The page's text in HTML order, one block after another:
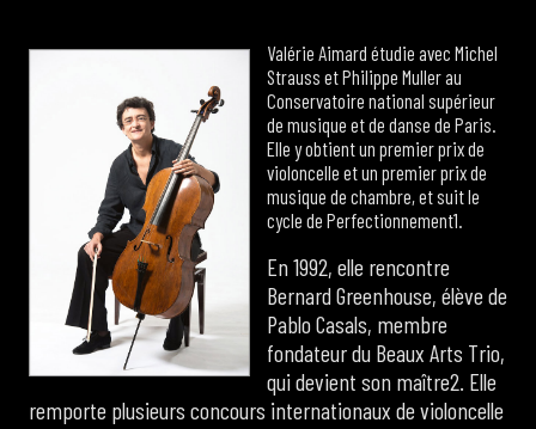
Valérie Aimard étudie avec Michel
Strauss et Philippe Muller au
Conservatoire national supérieur
de musique et de danse de Paris.
Elle y obtient un premier prix de
violoncelle et un premier prix de
musique de chambre, et suit le
cycle de Perfectionnement1.
En 1992, elle rencontre
Bernard Greenhouse, élève de
Pablo Casals, membre
fondateur du Beaux Arts Trio,
qui devient son maître2. Elle
remporte plusieurs concours internationaux de violoncelle